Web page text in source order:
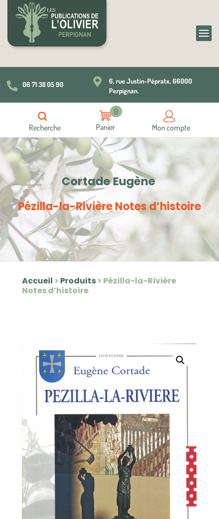
 06 71 38 05 90 
6, rue Justin-Pépratx, 66000
Perpignan.
Recherche
0
Mon compte
Cortade Eugène
Pézilla-la-Rivière Notes d’histoire
Accueil > Produits> Pézilla-la-Rivière
Notes d’histoire